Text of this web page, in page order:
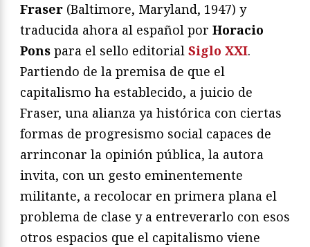
Fraser (Baltimore, Maryland, 1947) y
traducida ahora al español por Horacio
Pons para el sello editorial Siglo XXI.
Partiendo de la premisa de que el
capitalismo ha establecido, a juicio de
Fraser, una alianza ya histórica con ciertas
formas de progresismo social capaces de
arrinconar la opinión pública, la autora
invita, con un gesto eminentemente
militante, a recolocar en primera plana el
problema de clase y a entreverarlo con esos
otros espacios que el capitalismo viene